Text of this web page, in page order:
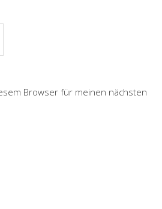
Browser für meinen nächsten